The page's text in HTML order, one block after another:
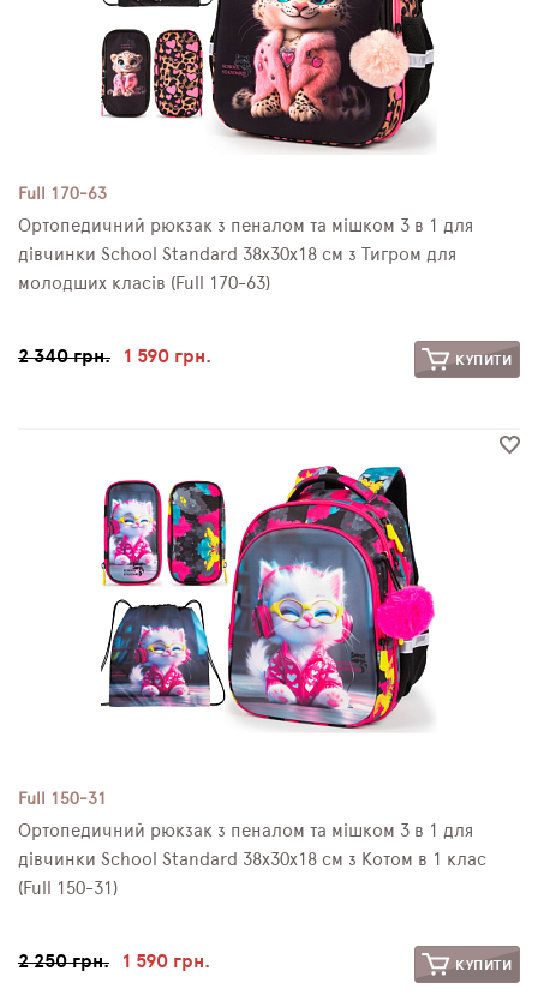
Full 170-63
Ортопедичний рюкзак з пеналом та мішком 3 в 1 для
дівчинки School Standard 38х30х18 см з Тигром для
молодших класів (Full 170-63)
2 340 грн. 1 590 грн. КУПИТИ
Full 150-31
Ортопедичний рюкзак з пеналом та мішком 3 в 1 для
дівчинки School Standard 38х30х18 см з Котом в 1 клас
(Full 150-31)
2 250 грн. 1 590 грн. КУПИТИ